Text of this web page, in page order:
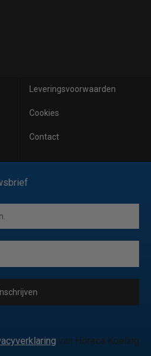
Leveringsvoorwaarden
Cookies
Contact
Inschrijven
van Horeca Koeling